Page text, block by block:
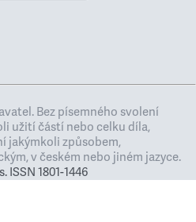
Bez písemného svolení
užití částí nebo celku díla,
jakýmkoli způsobem,
v českém nebo jiném jazyce.
1801-1446